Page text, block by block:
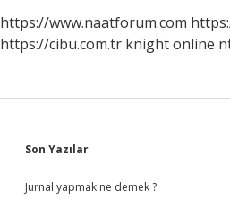
https://www.naatforum.com
https://cibu.com.tr knight online
Sidebar
Son Yazılar
Jurnal yapmak ne demek ?